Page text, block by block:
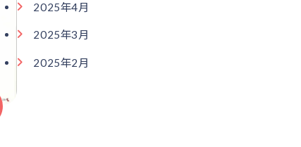
2025年4月
2025年3月
2025年2月